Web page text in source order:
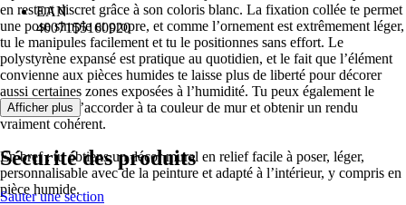
EAN
4007155160920
en restant discret grâce à son coloris blanc. La fixation collée te permet
une pose simple et propre, et comme l’ornement est extrêmement léger,
tu le manipules facilement et tu le positionnes sans effort. Le
polystyrène expansé est pratique au quotidien, et le fait que l’élément
convienne aux pièces humides te laisse plus de liberté pour décorer
aussi certaines zones exposées à l’humidité. Tu peux également le
peindre pour l’accorder à ta couleur de mur et obtenir un rendu
vraiment cohérent.
En bref : tu obtiens un décor mural en relief facile à poser, léger,
personnalisable avec de la peinture et adapté à l’intérieur, y compris en
pièce humide.
Afficher plus
Sécurité des produits
Sauter une section